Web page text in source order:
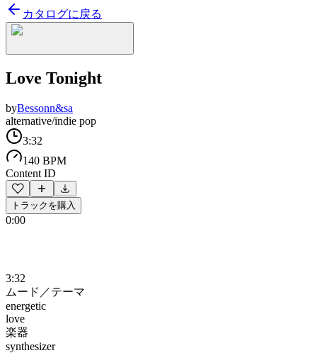
カタログに戻る
Love Tonight
byBessonn&sa
alternative/indie pop
3:32
140 BPM
Content ID
トラックを購入
0:00
3:32
ムード／テーマ
energetic
love
楽器
synthesizer